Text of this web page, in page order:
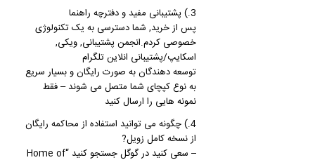
3.) پشتیبانی مفید و دفترچه راهنما
پس از خرید, شما دسترسی به یک تکنولوژی
خصوصی کردم.انجمن پشتیبانی, ویکی,
اسکایپ/پشتیبانی انلاین تلگرام
توسعه دهندگان به صورت رایگان و بسیار سریع
به نوع کپچای شما متصل می شوند – فقط
نمونه هایی را ارسال کنید
4.) چگونه می توانید استفاده از محاکمه رایگان
از نسخه کامل زویل?
– سعی کنید در گوگل جستجو کنید “Home of